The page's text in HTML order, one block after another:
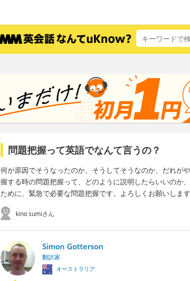
問題把握って英語でなんて言うの？
何が原因でそうなったのか、そうしてそうなのか、だれが
握する時の問題把握って、どのように説明したらいいのか
ために、緊急で必要な問題把握です。よろしくお願いします
kino sumiさん
Simon Gotterson
翻訳家
オーストラリア